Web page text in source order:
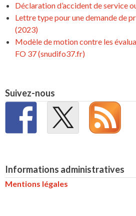
Déclaration d’accident de service
Lettre type pour une demande de
(2023)
Modèle de motion contre les
FO 37 (snudifo37.fr)
Suivez-nous
Informations administratives
Mentions légales